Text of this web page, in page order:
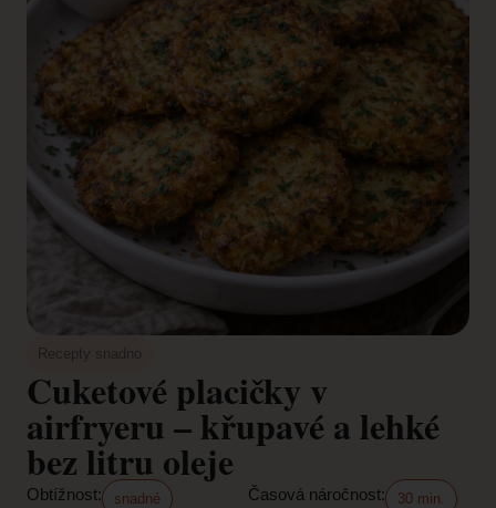
Recepty snadno
Cuketové placičky v
airfryeru – křupavé a lehké
bez litru oleje
Obtížnost: snadné Časová náročnost: 30 min.